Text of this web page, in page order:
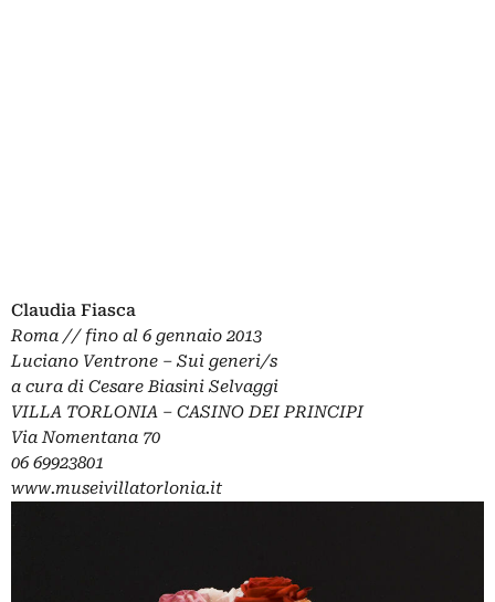
Claudia Fiasca
Roma // fino al 6 gennaio 2013
Luciano Ventrone – Sui generi/s
a cura di Cesare Biasini Selvaggi
VILLA TORLONIA – CASINO DEI PRINCIPI
Via Nomentana 70
06 69923801
www.museivillatorlonia.it